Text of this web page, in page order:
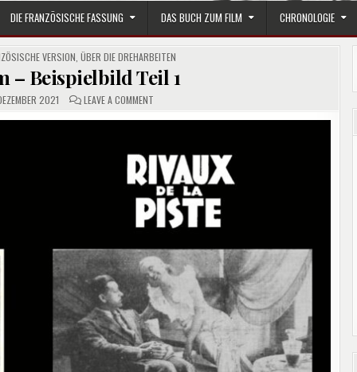
DIE FRANZÖSISCHE FASSUNG DAS BUCH ZUM FILM CHRONOLOGIE
VERSION, ÜBER DIE DREHARBEITEN
– Beispielbild Teil 1
2021 LEAVE A COMMENTON
–